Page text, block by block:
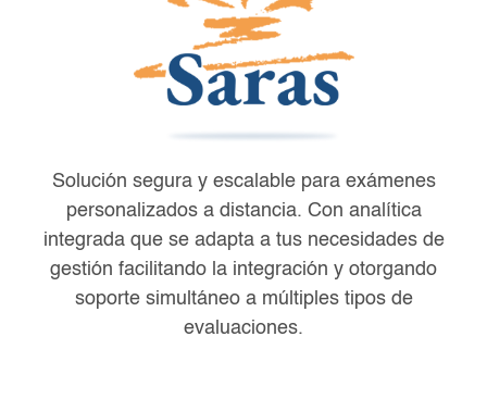
Solución segura y escalable para exámenes
personalizados a distancia. Con analítica
integrada que se adapta a tus necesidades de
gestión facilitando la integración y otorgando
soporte simultáneo a múltiples tipos de
evaluaciones.